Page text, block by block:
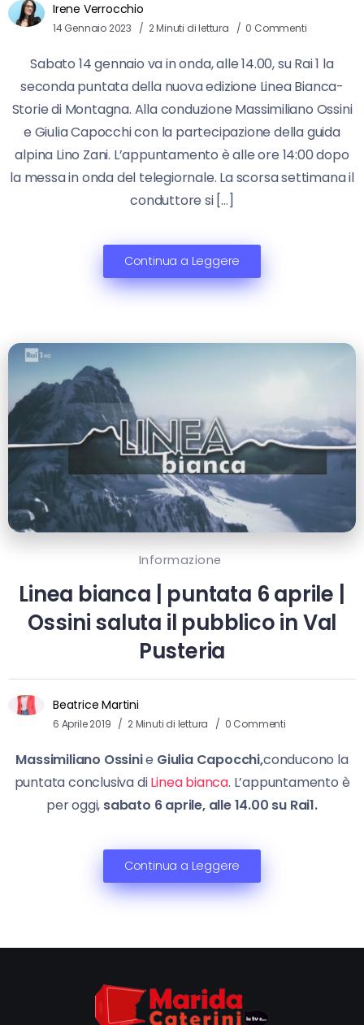
Irene Verrocchio
14 Gennaio 2023 2 Minuti di lettura 0 Commenti
Sabato 14 gennaio va in onda, alle 14.00, su Rai 1 la
seconda puntata della nuova edizione Linea Bianca-
Storie di Montagna. Alla conduzione Massimiliano Ossini
e Giulia Capocchi con la partecipazione della guida
alpina Lino Zani. L’appuntamento è alle ore 14:00 dopo
la messa in onda del telegiornale. La scorsa settimana il
conduttore si […]
Continua a Leggere
Informazione
Linea bianca | puntata 6 aprile |
Ossini saluta il pubblico in Val
Pusteria
Beatrice Martini
6 Aprile 2019 2 Minuti di lettura 0 Commenti
Massimiliano Ossinie Giulia Capocchi,conducono la
puntata conclusiva diLinea bianca. L’appuntamento è
per oggi, sabato 6 aprile, alle 14.00 su Rai1.
Continua a Leggere